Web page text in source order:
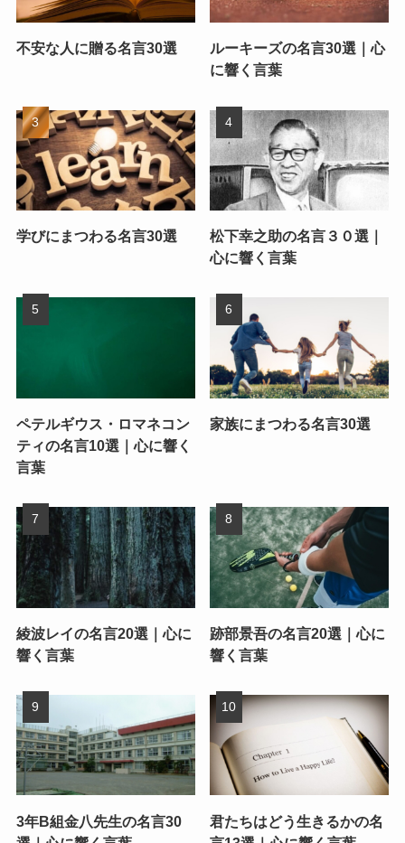
不安な人に贈る名言30選
ルーキーズの名言30選｜心
に響く言葉
学びにまつわる名言30選
松下幸之助の名言３０選｜
心に響く言葉
ペテルギウス・ロマネコン
ティの名言10選｜心に響く
言葉
家族にまつわる名言30選
綾波レイの名言20選｜心に
響く言葉
跡部景吾の名言20選｜心に
響く言葉
3年B組金八先生の名言30
君たちはどう生きるかの名